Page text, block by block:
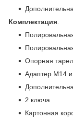
Комплектация:
Опорная
Адаптер М14
2 ключа
Картонная